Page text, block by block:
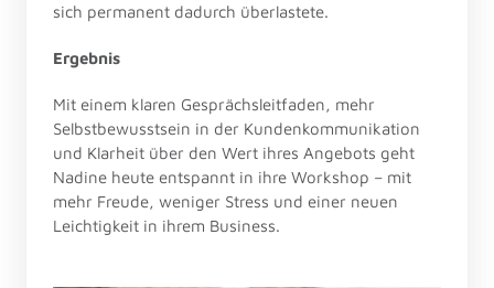
sich permanent dadurch überlastete.
Ergebnis
Mit einem klaren Gesprächsleitfaden, mehr
Selbstbewusstsein in der Kundenkommunikation
und Klarheit über den Wert ihres Angebots geht
Nadine heute entspannt in ihre Workshop – mit
mehr Freude, weniger Stress und einer neuen
Leichtigkeit in ihrem Business.